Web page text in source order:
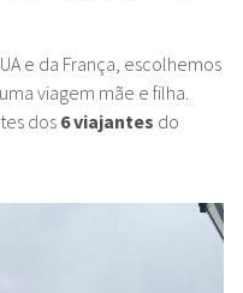
e da França, escolhemos
viagem mãe e filha.
dos6 viajantes do